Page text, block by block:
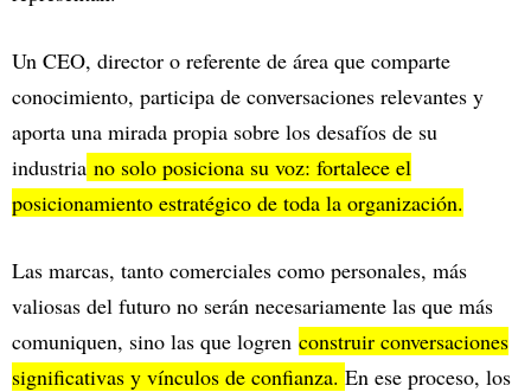
Un CEO, director o referente de área que comparte
conocimiento, participa de conversaciones relevantes y
aporta una mirada propia sobre los desafíos de su
industria no solo posiciona su voz: fortalece el
posicionamiento estratégico de toda la organización.
Las marcas, tanto comerciales como personales, más
valiosas del futuro no serán necesariamente las que más
comuniquen, sino las que logren construir conversaciones
significativas y vínculos de confianza. En ese proceso, los